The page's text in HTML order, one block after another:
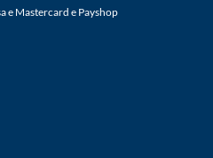
e Mastercard e Payshop